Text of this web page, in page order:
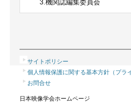
3.機関誌編集委員会
サイトポリシー
個人情報保護に関する基本方針（プラ
お問合せ
日本映像学会ホームページ